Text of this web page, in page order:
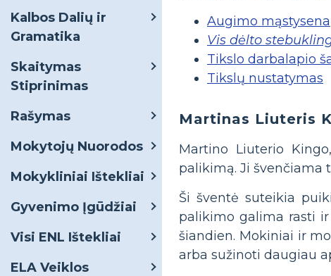
Kalbos Dalių ir
Gramatika
Skaitymas
Stiprinimas
Rašymas
Mokytojų Nuorodos
Mokykliniai Ištekliai
Gyvenimo Įgūdžiai
Visi ENL Ištekliai
ELA Veiklos
Augimo mąstysena
Vis dėlto
Tikslo darbalapio
Tikslų nustatymas
Martinas Liuteris
Martino Liuterio
palikimą. Ji švenčiama
Ši šventė suteikia
palikimo galima rasti
šiandien. Mokiniai ir
arba sužinoti daugiau